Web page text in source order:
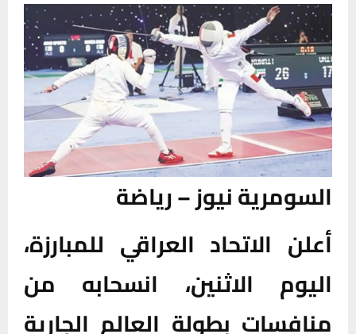
السومرية نيوز – رياضة
أعلن الاتحاد العراقي للمبارزة،
اليوم الاثنين، انسحابه من
منافسات بطولة العالم الجارية